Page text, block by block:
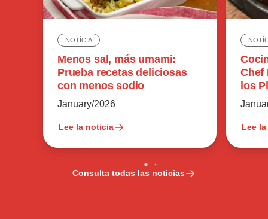
NOTÍCIA
Menos sal, más umami:
Prueba recetas deliciosas
con menos sodio
January/2026
Lee la noticia
Chef
los
Tan
Lee
Consulta todas las noticias